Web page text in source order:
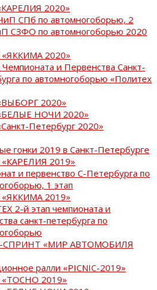
2020»
СПб по автомногоборью, 2
СЗФО по автомногоборью 2020
2020»
Чемпионата и Первенства Санкт-
по автомногоборью «Политех
2020»
НОЧИ 2020»
Петербург 2020»
гонки 2019 в Санкт-Петербурге
2019»
и первенство С-Петербурга по
1 этап
2019»
2-й этап чемпионата и
санкт-петербурга по
СПРИНТ «МИР АВТОМОБИЛЯ
ралли «PICNIC-2019»
2019»